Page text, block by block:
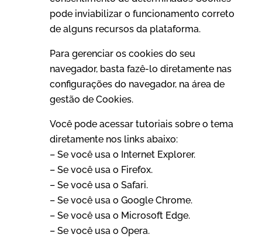
pode inviabilizar o funcionamento correto
de alguns recursos da plataforma.
Para gerenciar os cookies do seu
navegador, basta fazê-lo diretamente nas
configurações do navegador, na área de
gestão de Cookies.
Você pode acessar tutoriais sobre o tema
diretamente nos links abaixo:
– Se você usa o Internet Explorer.
– Se você usa o Firefox.
– Se você usa o Safari.
– Se você usa o Google Chrome.
– Se você usa o Microsoft Edge.
– Se você usa o Opera.